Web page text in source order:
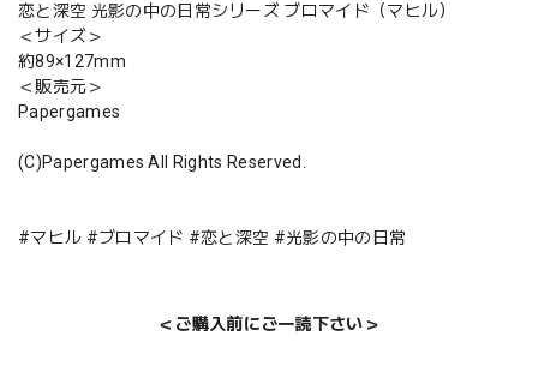
恋と深空 光影の中の日常シリーズ ブロマイド（マヒル）
＜サイズ＞
約89×127mm
＜販売元＞
Papergames
(C)Papergames All Rights Reserved.
#マヒル #ブロマイド #恋と深空 #光影の中の日常
＜ご購入前にご一読下さい＞